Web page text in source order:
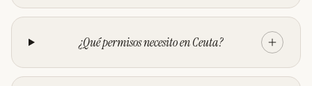
¿Qué permisos necesito en Ceuta?